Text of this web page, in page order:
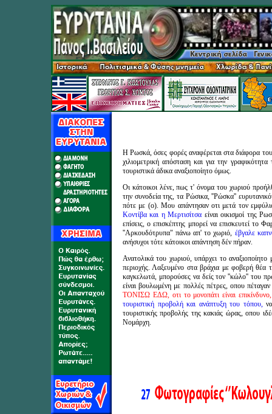
Η Ρωσκά, όσες φορές αναφέρεται στα διάφορα
χιλιομετρική απόσταση και για την
τουριστικά άδικα αναξιοποίητο όμως.
Οι κάτοικοι λένε, πως τ' όνομα του χωριού
την συνοδεία της, τα Ρώσικα, ''Ρώσκα''
πότε με (ο). Μου απάντησαν οτι μετά τον
Κοντίβα και η Μερτισίτσα είναι οικισμοί της
επίσεις, ο επισκέπτης μπορεί να επισκευτεί το
''Αρκουδότρυπα" πάνω απ' το χωριό, έβγαλε
ανήσυχοι τότε κάτοικοι απάντηση δέν πήραν.
Ανατολικά του χωριού, υπάρχει το αναξιοποίητο
περιοχής. Λαξευμένο στα βράχια με φοβερή θέα
καγκελωτά, μπορούσες να δείς τον ''κώλο'' του
είναι βουλωμένη με πολλές πέτρες, οπου
ΤΟΝΙΣΩ ΕΔΩ, οτι το μονοπάτι είναι
τουριστική προβολή και ανάπτυξη του τόπου,να
τουριστικής προβολής της κακιάς ώρας, οπου
Νομάρχη.